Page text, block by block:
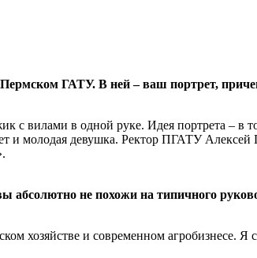
ГАТУ. В ней – ваш портрет,
с вилами в одной руке. Идея портрета – в
и молодая девушка. Ректор ПГАТУ
абсолютно не похожи на типичного
хозяйстве и современном агробизнесе.